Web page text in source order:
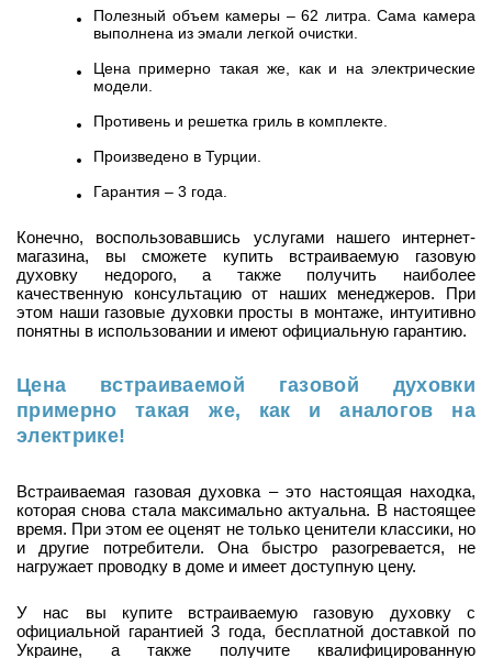
Полезный объем камеры – 62 литра. Сама камера
выполнена из эмали легкой очистки.
Цена примерно такая же, как и на электрические
модели.
Противень и решетка гриль в комплекте.
Произведено в Турции.
Гарантия – 3 года.
Конечно, воспользовавшись услугами нашего интернет-
магазина, вы сможете купить встраиваемую газовую
духовку недорого, а также получить наиболее
качественную консультацию от наших менеджеров. При
этом наши газовые духовки просты в монтаже, интуитивно
понятны в использовании и имеют официальную гарантию.
Цена встраиваемой газовой духовки
примерно такая же, как и аналогов на
электрике!
Встраиваемая газовая духовка – это настоящая находка,
которая снова стала максимально актуальна. В настоящее
время. При этом ее оценят не только ценители классики, но
и другие потребители. Она быстро разогревается, не
нагружает проводку в доме и имеет доступную цену.
У нас вы купите встраиваемую газовую духовку с
официальной гарантией 3 года, бесплатной доставкой по
Украине, а также получите квалифицированную